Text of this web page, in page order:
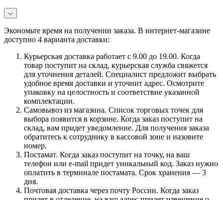
Экономьте время на получении заказа. В интернет-магазине
доступно 4 варианта доставки:
Курьерская доставка работает с 9.00 до 19.00. Когда
товар поступит на склад, курьерская служба свяжется
для уточнения деталей. Специалист предложит выбрать
удобное время доставки и уточнит адрес. Осмотрите
упаковку на целостность и соответствие указанной
комплектации.
Самовывоз из магазина. Список торговых точек для
выбора появится в корзине. Когда заказ поступит на
склад, вам придет уведомление. Для получения заказа
обратитесь к сотруднику в кассовой зоне и назовите
номер.
Постамат. Когда заказ поступит на точку, на ваш
телефон или e-mail придет уникальный код. Заказ нужно
оплатить в терминале постамата. Срок хранения — 3
дня.
Почтовая доставка через почту России. Когда заказ